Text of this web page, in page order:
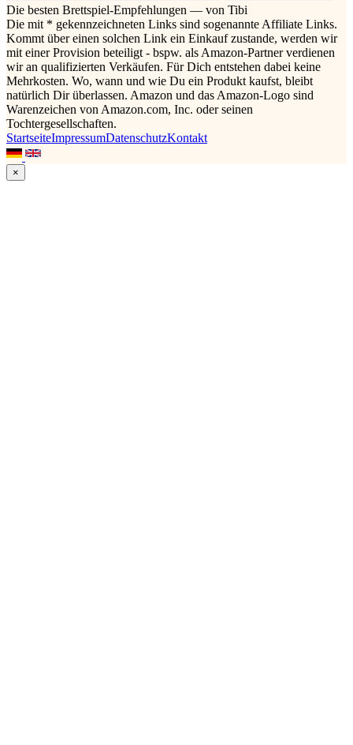
Die besten Brettspiel-Empfehlungen — von Tibi
Die mit * gekennzeichneten Links sind sogenannte Affiliate Links.
Kommt über einen solchen Link ein Einkauf zustande, werden wir
mit einer Provision beteiligt - bspw. als Amazon-Partner verdienen
wir an qualifizierten Verkäufen. Für Dich entstehen dabei keine
Mehrkosten. Wo, wann und wie Du ein Produkt kaufst, bleibt
natürlich Dir überlassen. Amazon und das Amazon-Logo sind
Warenzeichen von Amazon.com, Inc. oder seinen
Tochtergesellschaften.
StartseiteImpressumDatenschutzKontakt
×